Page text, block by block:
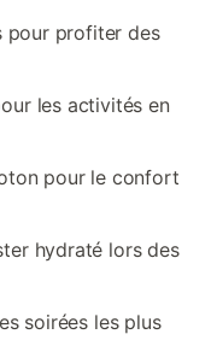
pour profiter des
les activités en
pour le confort
hydraté lors des
soirées les plus